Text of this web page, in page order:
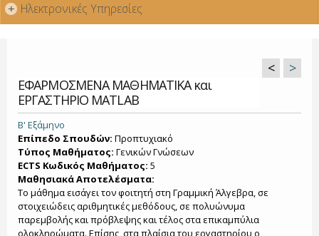
+ Ηλεκτρονικές Υπηρεσίες
ΕΦΑΡΜΟΣΜΕΝΑ ΜΑΘΗΜΑΤΙΚΑ και
ΕΡΓΑΣΤΗΡΙΟ MATLAB
< >
Β' Εξάμηνο
Επίπεδο Σπουδών: Προπτυχιακό
Τύπος Μαθήματος: Γενικών Γνώσεων
ECTS Κωδικός Μαθήματος: 5
Μαθησιακά Αποτελέσματα:
Το μάθημα εισάγει τον φοιτητή στη Γραμμική Άλγεβρα, σε
στοιχειώδεις αριθμητικές μεθόδους, σε πολυώνυμα
παρεμβολής και πρόβλεψης και τέλος στα επικαμπύλια
ολοκληρώματα. Επίσης, στα πλαίσια του εργαστηρίου ο